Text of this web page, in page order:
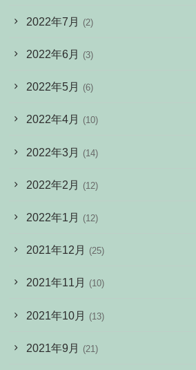
2022年7月 (2)
2022年6月 (3)
2022年5月 (6)
2022年4月 (10)
2022年3月 (14)
2022年2月 (12)
2022年1月 (12)
2021年12月 (25)
2021年11月 (10)
2021年10月 (13)
2021年9月 (21)